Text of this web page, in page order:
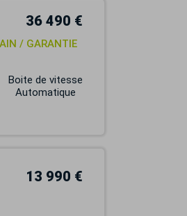
36 490 €
/ GARANTIE
Boite de vitesse
Automatique
13 990 €